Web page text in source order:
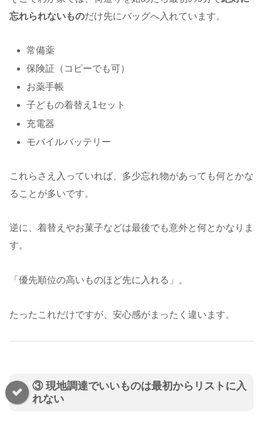
忘れられないものだけ先にバッグへ入れています。
常備薬
保険証（コピーでも可）
お薬手帳
子どもの着替え1セット
充電器
モバイルバッテリー
これらさえ入っていれば、多少忘れ物があっても何とかな
ることが多いです。
逆に、着替えやお菓子などは最後でも意外と何とかなりま
す。
「優先順位の高いものほど先に入れる」。
たったこれだけですが、安心感がまったく違います。
③ 現地調達でいいものは最初からリストに入
れない